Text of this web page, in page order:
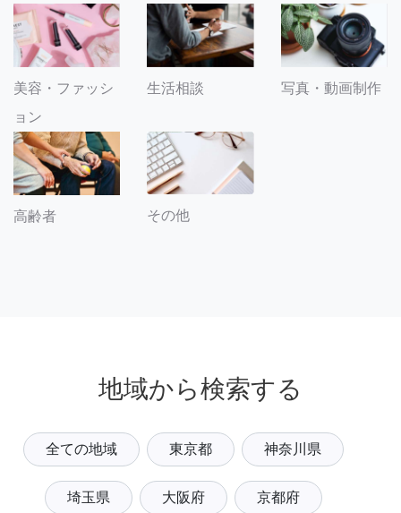
美容・ファッシ
ョン
生活相談 写真・動画制作
高齢者 その他
地域から検索する
全ての地域 東京都 神奈川県
埼玉県 大阪府 京都府